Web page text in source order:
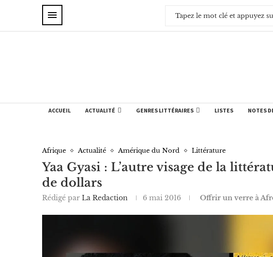
ACCUEIL ACTUALITÉ GENRES LITTÉRAIRES LISTES NOTES
Afrique Actualité Amérique du Nord Littérature
Yaa Gyasi : L’autre visage de la
de dollars
Rédigé par La Redaction 6 mai 2016 Offrir un verre à